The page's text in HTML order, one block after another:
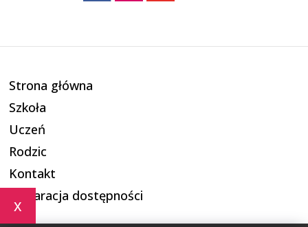
x
Strona główna
Szkoła
Uczeń
Rodzic
Kontakt
Deklaracja dostępności